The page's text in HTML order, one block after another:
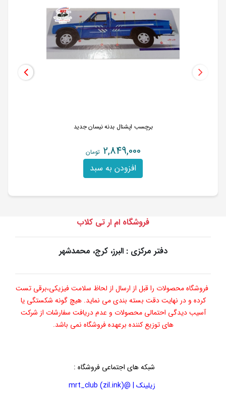
برچسب اپشنال بدنه نیسان جدید
2,849,000 تومان
افزودن به سبد
فروشگاه ام ار تی کلاب
دفتر مرکزی : البرز، کرج، محمدشهر
فروشگاه محصولات را قبل از ارسال از لحاظ سلامت فیزیکی،برقی تست
کرده و در نهایت دقت بسته بندی می نماید. هیچ گونه شکستگی یا
آسیب دیدگی احتمالی محصولات و عدم دریافت سفارشات از شرکت
های توزیع کننده برعهده فروشگاه نمی باشد.
شبکه های اجتماعی فروشگاه :
زیلینک | @mrt_club (zil.ink)